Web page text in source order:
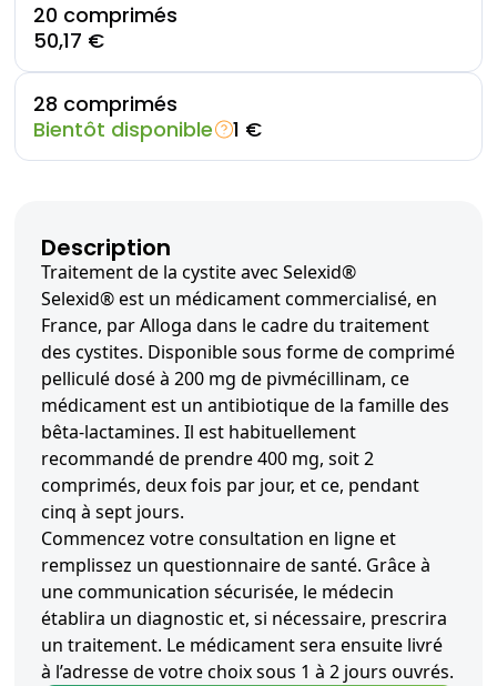
20 comprimés
50,17 €
28 comprimés
Bientôt disponible
1 €
Description
Traitement de la cystite avec Selexid®
Selexid® est un médicament commercialisé, en
France, par Alloga dans le cadre du traitement
des cystites. Disponible sous forme de comprimé
pelliculé dosé à 200 mg de pivmécillinam, ce
médicament est un antibiotique de la famille des
bêta-lactamines. Il est habituellement
recommandé de prendre 400 mg, soit 2
comprimés, deux fois par jour, et ce, pendant
cinq à sept jours.
Commencez votre consultation en ligne et
remplissez un questionnaire de santé. Grâce à
une communication sécurisée, le médecin
établira un diagnostic et, si nécessaire, prescrira
un traitement. Le médicament sera ensuite livré
à l’adresse de votre choix sous 1 à 2 jours ouvrés.